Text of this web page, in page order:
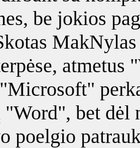
be jokios
atmetus
"Word", bet dėl
poelgio